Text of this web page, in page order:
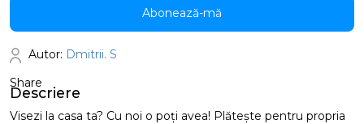
Descriere
Visezi la casa ta? Cu noi o poți avea! Plăteşte pentru propria
Abonează-mă
Autor: Dmitrii. S
Share